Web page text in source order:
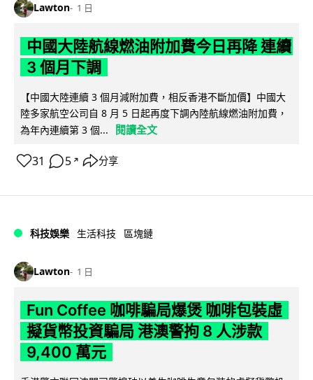
Lawton 1 日
中國大陸航線燃油附加費今日再降 連續
3 個月下調
【中國大陸連續 3 個月減附加費，相反香港不斷加價】中國大
陸多家航空公司自 8 月 5 日起再度下調內陸航線燃油附加費，
為年內連續第 3 個...
閱讀全文
31 5 ↗ 分享
科技娛樂 生活科技 區塊鏈
Lawton 1 日
Fun Coffee 咖啡騙局爆煲 咖啡包裝虛
擬貨幣投資騙局 港澳警拘 8 人涉款
9,400 萬元